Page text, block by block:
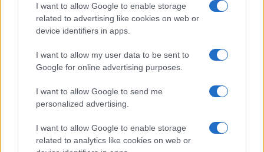
I want to allow Google to enable storage
related to advertising like cookies on web or
device identifiers in apps.
I want to allow my user data to be sent to
Google for online advertising purposes.
I want to allow Google to send me
personalized advertising.
I want to allow Google to enable storage
related to analytics like cookies on web or
Hijo de Javier Gutiérrez: un campeón con
capacidades especiales